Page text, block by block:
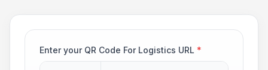
Enter your QR Code For Logistics URL *